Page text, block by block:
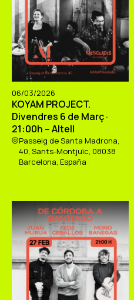
06/03/2026
KOYAM PROJECT.
Divendres 6 de Març ·
21:00h – Altell
Passeig de Santa Madrona,
40, Sants-Montjuïc, 08038
Barcelona, España